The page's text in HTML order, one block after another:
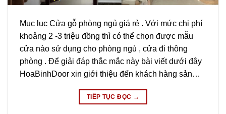
Mục lục Cửa gỗ phòng ngủ giá rẻ . Với mức chi phí
khoảng 2 -3 triệu đồng thì có thể chọn được mẫu
cửa nào sử dụng cho phòng ngủ , cửa đi thông
phòng . Để giải đáp thắc mắc này bài viết dưới đây
HoaBinhDoor xin giới thiệu đến khách hàng sản…
TIẾP TỤC ĐỌC →